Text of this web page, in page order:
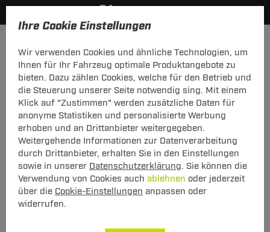
Ihre Cookie Einstellungen
Wir verwenden Cookies und ähnliche Technologien, um
Ihnen für Ihr Fahrzeug optimale Produktangebote zu
bieten. Dazu zählen Cookies, welche für den Betrieb und
die Steuerung unserer Seite notwendig sing. Mit einem
Klick auf "Zustimmen" werden zusätzliche Daten für
anonyme Statistiken und personalisierte Werbung
erhoben und an Drittanbieter weitergegeben.
Weitergehende Informationen zur Datenverarbeitung
durch Drittanbieter, erhalten Sie in den Einstellungen
sowie in unserer Datenschutzerklärung. Sie können die
Verwendung von Cookies auch ablehnen oder jederzeit
über die Cookie-Einstellungen anpassen oder
widerrufen.
INFORMATION & SERVICE
Zahlungsarten
Innerhalb unserer Kaufabwicklung bieten wir Ihnen
folgende Zahlungsarten an:
1. Vorkasse
Nach Ihrem Einkauf erhalten Sie von uns eine
Eingangsbestätigung. In dieser E-Mail finden Sie neben
Ihrer Kundennummer, Auftragsnummer, den bestellten
Artikel unsere Bankverbindung. Bitte überweisen Sie uns
Konto. Nach dem Zahlungseingang liefern wir Ihre